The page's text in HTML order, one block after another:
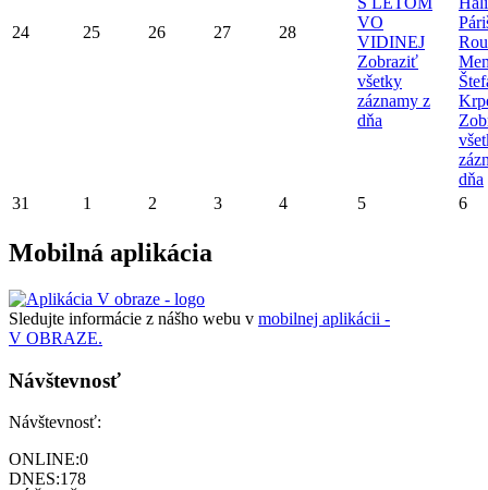
24 25 26 27 28
VO
VIDINEJ
Zobraziť
všetky
záznamy z
dňa
dňa
31
1 2 3 4 5 6
Mobilná aplikácia
Sledujte informácie z nášho webu v mobilnej aplikácii -
V OBRAZE.
Návštevnosť
Návštevnosť:
ONLINE:0
DNES:178